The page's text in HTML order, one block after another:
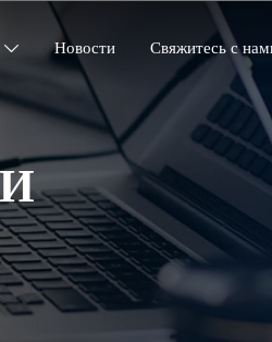
 Новости Свяжитесь с